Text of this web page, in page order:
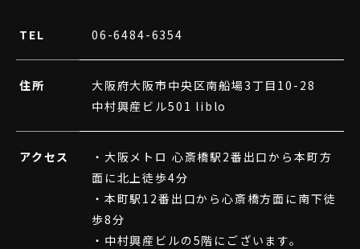
TEL 06-6484-6354
住所
大阪府大阪市中央区南船場3丁目10-28
中村興産ビル501 liblo
アクセス
・大阪メトロ 心斎橋駅2番出口から本町方
面に北上徒歩4分
・本町駅12番出口から心斎橋方面に南下徒
歩8分
・中村興産ビルの5階にございます。